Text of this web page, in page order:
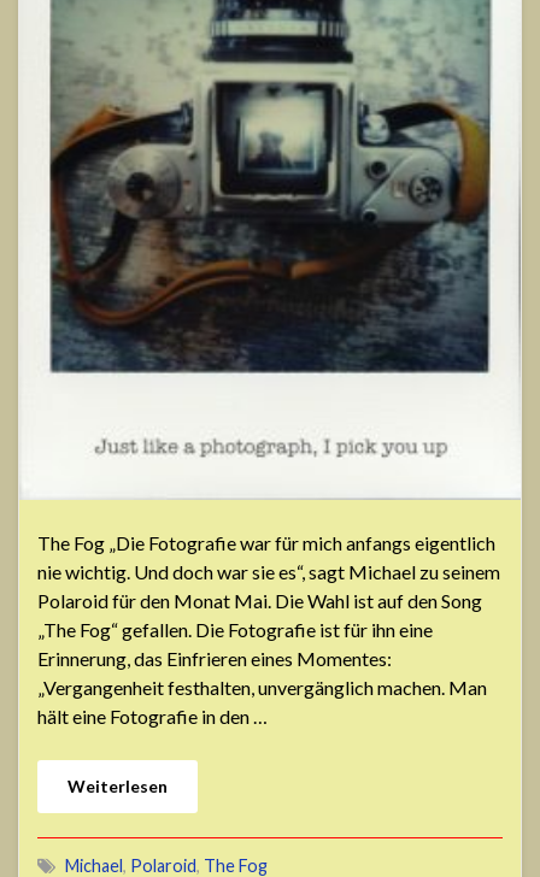
The Fog „Die Fotografie war für mich anfangs eigentlich
nie wichtig. Und doch war sie es“, sagt Michael zu seinem
Polaroid für den Monat Mai. Die Wahl ist auf den Song
„The Fog“ gefallen. Die Fotografie ist für ihn eine
Erinnerung, das Einfrieren eines Momentes:
„Vergangenheit festhalten, unvergänglich machen. Man
hält eine Fotografie in den …
Weiterlesen
Michael, Polaroid, The Fog